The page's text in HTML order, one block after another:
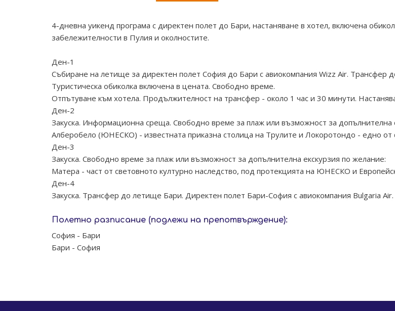
4-дневна уикенд програма с директен полет до Бари, настаняване в хотел, включена
забележителности в Пулия и околностите.
Ден-1
Събиране на летище за директен полет София до Бари с авиокомпания Wizz Air. Трансфер
Туристическа обиколка включена в цената. Свободно време.
Отпътуване към хотела. Продължителност на трансфер - около 1 час и 30 минути.
Ден-2
Закуска. Информационна среща. Свободно време за плаж или възможност за допълнителна
Алберобело (ЮНЕСКО) - известната приказна столица на Трулите и Локоротондо - едно от
Ден-3
Закуска. Свободно време за плаж или възможност за допълнителна екскурзия по желание:
Матера - част от световното културно наследство, под протекцията на ЮНЕСКО и
Ден-4
Закуска. Трансфер до летище Бари. Директен полет Бари-София с авиокомпания Bulgaria
Полетно разписание (подлежи на препотвърждение):
София - Бари
Бари - София